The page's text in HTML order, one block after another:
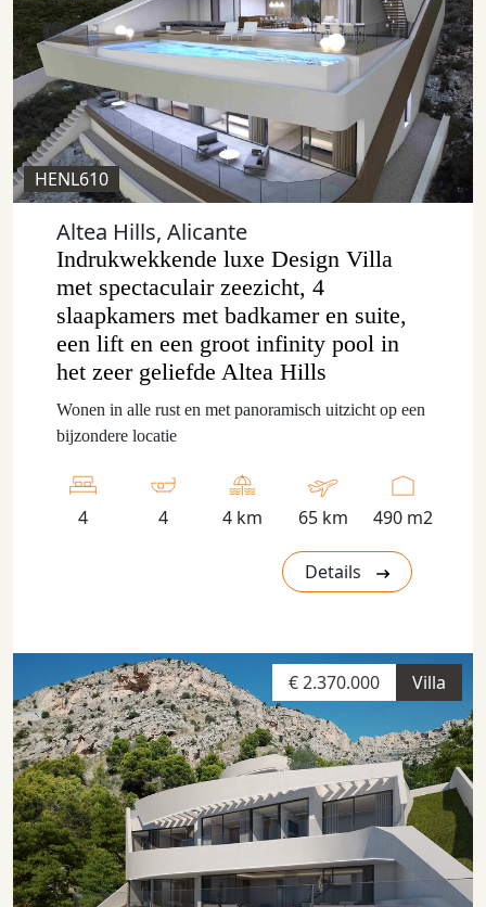
HENL610
Altea Hills, Alicante
Indrukwekkende luxe Design Villa
met spectaculair zeezicht, 4
slaapkamers met badkamer en suite,
een lift en een groot infinity pool in
het zeer geliefde Altea Hills
Wonen in alle rust en met panoramisch uitzicht op een
bijzondere locatie
4 4 4 km 65 km 490 m2
Details
Villa
€ 2.370.000